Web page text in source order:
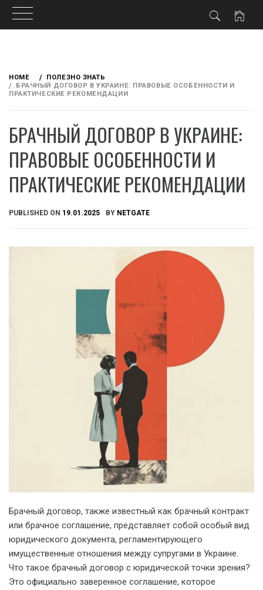
content
HOME
ПОЛЕЗНО ЗНАТЬ
БРАЧНЫЙ ДОГОВОР В УКРАИНЕ: ПРАВОВЫЕ ОСОБЕННОСТИ И
ПРАКТИЧЕСКИЕ РЕКОМЕНДАЦИИ
БРАЧНЫЙ ДОГОВОР В УКРАИНЕ:
ПРАВОВЫЕ ОСОБЕННОСТИ И
ПРАКТИЧЕСКИЕ РЕКОМЕНДАЦИИ
PUBLISHED ON 19.01.2025 BY NETGATE
Брачный договор, также известный как брачный контракт
или брачное соглашение, представляет собой особый вид
юридического документа, регламентирующего
имущественные отношения между супругами в Украине.
Что такое брачный договор с юридической точки зрения?
Это официально заверенное соглашение, которое